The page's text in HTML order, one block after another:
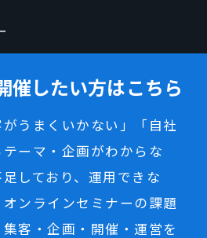
催したい方はこちら
がうまくいかない」「自社
ーマ・企画がわからな
しており、運用できな
ンラインセミナーの課題
客・企画・開催・運営を